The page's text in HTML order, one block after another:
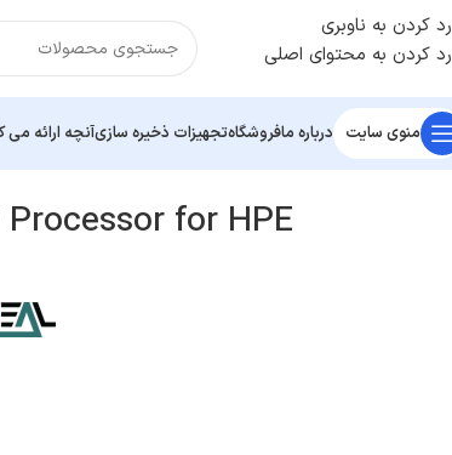
رد کردن به ناوبری
رد کردن به محتوای اصلی
منوی سایت درباره مافروشگاهتجهیزات ذخیره سازیآنچه ارائه می
for HPE